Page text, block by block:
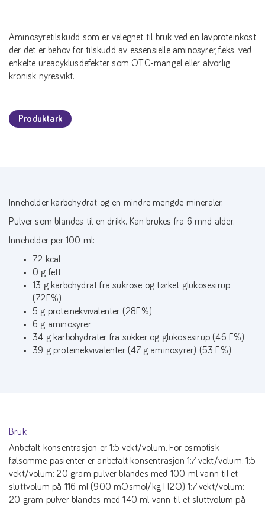
Aminosyretilskudd som er velegnet til bruk ved en lavproteinkost
der det er behov for tilskudd av essensielle aminosyrer, f.eks. ved
enkelte ureacyklusdefekter som OTC-mangel eller alvorlig
kronisk nyresvikt.
Produktark
Inneholder karbohydrat og en mindre mengde mineraler.
Pulver som blandes til en drikk. Kan brukes fra 6 mnd alder.
Inneholder per 100 ml:
72 kcal
0 g fett
13 g karbohydrat fra sukrose og tørket glukosesirup
(72E%)
5 g proteinekvivalenter (28E%)
6 g aminosyrer
34 g karbohydrater fra sukker og glukosesirup (46 E%)
39 g proteinekvivalenter (47 g aminosyrer) (53 E%)
Bruk
Anbefalt konsentrasjon er 1:5 vekt/volum. For osmotisk
følsomme pasienter er anbefalt konsentrasjon 1:7 vekt/volum. 1:5
vekt/volum: 20 gram pulver blandes med 100 ml vann til et
sluttvolum på 116 ml (900 mOsmol/kg H2O) 1:7 vekt/volum:
20 gram pulver blandes med 140 ml vann til et sluttvolum på